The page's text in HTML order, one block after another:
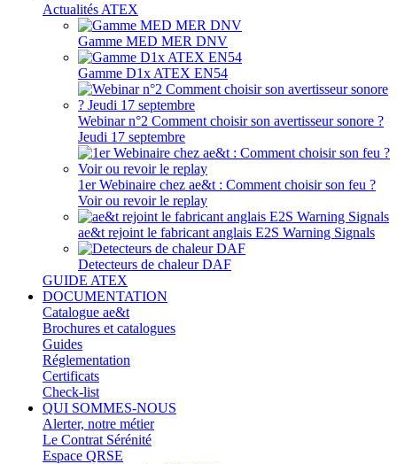
Actualités ATEX
Gamme MED MER DNV
Gamme D1x ATEX EN54
Webinar n°2 Comment choisir son avertisseur sonore ?
Jeudi 17 septembre
1er Webinaire chez ae&t : Comment choisir son feu ?
Voir ou revoir le replay
ae&t rejoint le fabricant anglais E2S Warning Signals
Detecteurs de chaleur DAF
GUIDE ATEX
DOCUMENTATION
Catalogue ae&t
Brochures et catalogues
Guides
Réglementation
Certificats
Check-list
QUI SOMMES-NOUS
Alerter, notre métier
Le Contrat Sérénité
Espace QRSE